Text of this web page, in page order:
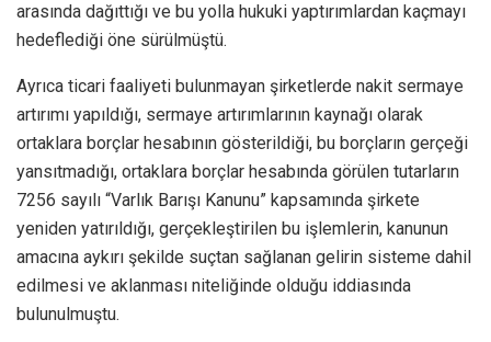
arasında dağıttığı ve bu yolla hukuki yaptırımlardan kaçmayı
hedeflediği öne sürülmüştü.
Ayrıca ticari faaliyeti bulunmayan şirketlerde nakit sermaye
artırımı yapıldığı, sermaye artırımlarının kaynağı olarak
ortaklara borçlar hesabının gösterildiği, bu borçların gerçeği
yansıtmadığı, ortaklara borçlar hesabında görülen tutarların
7256 sayılı “Varlık Barışı Kanunu” kapsamında şirkete
yeniden yatırıldığı, gerçekleştirilen bu işlemlerin, kanunun
amacına aykırı şekilde suçtan sağlanan gelirin sisteme dahil
edilmesi ve aklanması niteliğinde olduğu iddiasında
bulunulmuştu.